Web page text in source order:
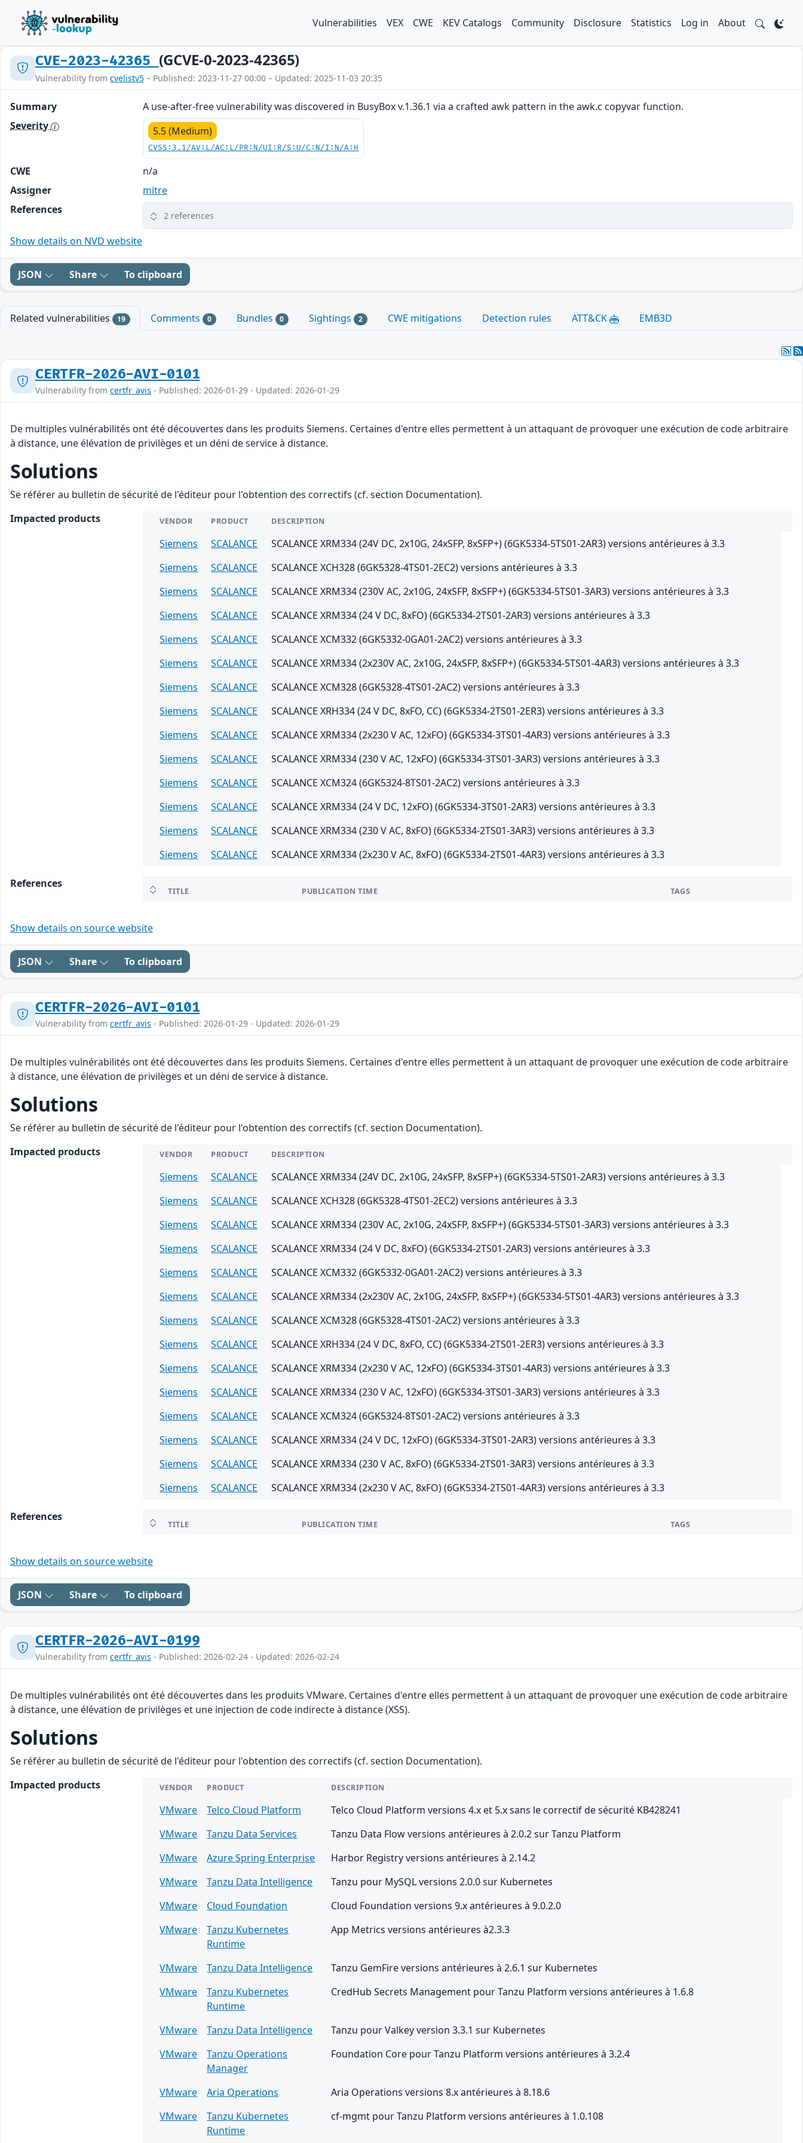
Vulnerabilities VEX CWE KEV Catalogs Community Disclosure Statistics Log in About
CVE-2023-42365 (GCVE-0-2023-42365)
Vulnerability from cvelistv5 – Published: 2023-11-27 00:00 – Updated: 2025-11-03 20:35
Summary
A use-after-free vulnerability was discovered in BusyBox v.1.36.1 via a crafted awk pattern in the awk.c copyvar function.
Severity
5.5 (Medium)
CVSS:3.1/AV:L/AC:L/PR:N/UI:R/S:U/C:N/I:N/A:H
CWE
n/a
Assigner
mitre
References
2 references
Show details on NVD website
JSON Share To clipboard
Related vulnerabilities 19 Comments 0 Bundles 0 Sightings 2 CWE mitigations Detection rules ATT&CK EMB3D
CERTFR-2026-AVI-0101
Vulnerability from certfr_avis - Published: 2026-01-29 - Updated: 2026-01-29
De multiples vulnérabilités ont été découvertes dans les produits Siemens. Certaines d'entre elles permettent à un attaquant de provoquer une exécution de code arbitraire
à distance, une élévation de privilèges et un déni de service à distance.
Solutions
Se référer au bulletin de sécurité de l'éditeur pour l'obtention des correctifs (cf. section Documentation).
Impacted products
VENDOR PRODUCT DESCRIPTION
Siemens SCALANCE
SCALANCE XRM334 (24V DC, 2x10G, 24xSFP, 8xSFP+) (6GK5334-5TS01-2AR3) versions antérieures à 3.3
Siemens
SCALANCE
SCALANCE XCH328 (6GK5328-4TS01-2EC2) versions antérieures à 3.3
Siemens
SCALANCE
SCALANCE XRM334 (230V AC, 2x10G, 24xSFP, 8xSFP+) (6GK5334-5TS01-3AR3) versions antérieures à 3.3
Siemens
SCALANCE
SCALANCE XRM334 (24 V DC, 8xFO) (6GK5334-2TS01-2AR3) versions antérieures à 3.3
Siemens
SCALANCE
SCALANCE XCM332 (6GK5332-0GA01-2AC2) versions antérieures à 3.3
Siemens
SCALANCE
SCALANCE XRM334 (2x230V AC, 2x10G, 24xSFP, 8xSFP+) (6GK5334-5TS01-4AR3) versions antérieures à 3.3
Siemens
SCALANCE
SCALANCE XCM328 (6GK5328-4TS01-2AC2) versions antérieures à 3.3
Siemens
SCALANCE
SCALANCE XRH334 (24 V DC, 8xFO, CC) (6GK5334-2TS01-2ER3) versions antérieures à 3.3
Siemens
SCALANCE
SCALANCE XRM334 (2x230 V AC, 12xFO) (6GK5334-3TS01-4AR3) versions antérieures à 3.3
Siemens
SCALANCE
SCALANCE XRM334 (230 V AC, 12xFO) (6GK5334-3TS01-3AR3) versions antérieures à 3.3
Siemens
SCALANCE
SCALANCE XCM324 (6GK5324-8TS01-2AC2) versions antérieures à 3.3
Siemens
SCALANCE
SCALANCE XRM334 (24 V DC, 12xFO) (6GK5334-3TS01-2AR3) versions antérieures à 3.3
Siemens
SCALANCE
SCALANCE XRM334 (230 V AC, 8xFO) (6GK5334-2TS01-3AR3) versions antérieures à 3.3
Siemens
SCALANCE SCALANCE XRM334 (2x230 V AC, 8xFO) (6GK5334-2TS01-4AR3) versions antérieures à 3.3
References
TITLE PUBLICATION TIME TAGS
Show details on source website
JSON Share To clipboard
CERTFR-2026-AVI-0101
Vulnerability from certfr_avis - Published: 2026-01-29 - Updated: 2026-01-29
De multiples vulnérabilités ont été découvertes dans les produits Siemens. Certaines d'entre elles permettent à un attaquant de provoquer une exécution de code arbitraire
à distance, une élévation de privilèges et un déni de service à distance.
Solutions
Se référer au bulletin de sécurité de l'éditeur pour l'obtention des correctifs (cf. section Documentation).
Impacted products
VENDOR PRODUCT DESCRIPTION
Siemens SCALANCE
SCALANCE XRM334 (24V DC, 2x10G, 24xSFP, 8xSFP+) (6GK5334-5TS01-2AR3) versions antérieures à 3.3
Siemens
SCALANCE
SCALANCE XCH328 (6GK5328-4TS01-2EC2) versions antérieures à 3.3
Siemens
SCALANCE
SCALANCE XRM334 (230V AC, 2x10G, 24xSFP, 8xSFP+) (6GK5334-5TS01-3AR3) versions antérieures à 3.3
Siemens
SCALANCE
SCALANCE XRM334 (24 V DC, 8xFO) (6GK5334-2TS01-2AR3) versions antérieures à 3.3
Siemens
SCALANCE
SCALANCE XCM332 (6GK5332-0GA01-2AC2) versions antérieures à 3.3
Siemens
SCALANCE
SCALANCE XRM334 (2x230V AC, 2x10G, 24xSFP, 8xSFP+) (6GK5334-5TS01-4AR3) versions antérieures à 3.3
Siemens
SCALANCE
SCALANCE XCM328 (6GK5328-4TS01-2AC2) versions antérieures à 3.3
Siemens
SCALANCE
SCALANCE XRH334 (24 V DC, 8xFO, CC) (6GK5334-2TS01-2ER3) versions antérieures à 3.3
Siemens
SCALANCE
SCALANCE XRM334 (2x230 V AC, 12xFO) (6GK5334-3TS01-4AR3) versions antérieures à 3.3
Siemens
SCALANCE
SCALANCE XRM334 (230 V AC, 12xFO) (6GK5334-3TS01-3AR3) versions antérieures à 3.3
Siemens
SCALANCE
SCALANCE XCM324 (6GK5324-8TS01-2AC2) versions antérieures à 3.3
Siemens
SCALANCE
SCALANCE XRM334 (24 V DC, 12xFO) (6GK5334-3TS01-2AR3) versions antérieures à 3.3
Siemens
SCALANCE
SCALANCE XRM334 (230 V AC, 8xFO) (6GK5334-2TS01-3AR3) versions antérieures à 3.3
Siemens
SCALANCE SCALANCE XRM334 (2x230 V AC, 8xFO) (6GK5334-2TS01-4AR3) versions antérieures à 3.3
References
TITLE PUBLICATION TIME TAGS
Show details on source website
JSON Share To clipboard
CERTFR-2026-AVI-0199
Vulnerability from certfr_avis - Published: 2026-02-24 - Updated: 2026-02-24
De multiples vulnérabilités ont été découvertes dans les produits VMware. Certaines d'entre elles permettent à un attaquant de provoquer une exécution de code arbitraire
à distance, une élévation de privilèges et une injection de code indirecte à distance (XSS).
Solutions
Se référer au bulletin de sécurité de l'éditeur pour l'obtention des correctifs (cf. section Documentation).
Impacted products
VENDOR PRODUCT DESCRIPTION
VMware Telco Cloud Platform
Telco Cloud Platform versions 4.x et 5.x sans le correctif de sécurité KB428241
VMware
Tanzu Data Services
Tanzu Data Flow versions antérieures à 2.0.2 sur Tanzu Platform
VMware
Azure Spring Enterprise
Harbor Registry versions antérieures à 2.14.2
VMware
Tanzu Data Intelligence
Tanzu pour MySQL versions 2.0.0 sur Kubernetes
VMware
Cloud Foundation
Cloud Foundation versions 9.x antérieures à 9.0.2.0
VMware
Tanzu Kubernetes
Runtime
App Metrics versions antérieures à2.3.3
VMware Tanzu Data Intelligence
Tanzu GemFire versions antérieures à 2.6.1 sur Kubernetes
VMware
Tanzu Kubernetes
Runtime
CredHub Secrets Management pour Tanzu Platform versions antérieures à 1.6.8
VMware Tanzu Data Intelligence
Tanzu pour Valkey version 3.3.1 sur Kubernetes
VMware
Tanzu Operations
Manager
Foundation Core pour Tanzu Platform versions antérieures à 3.2.4
VMware Aria Operations
Aria Operations versions 8.x antérieures à 8.18.6
VMware
Tanzu Kubernetes
Runtime
cf-mgmt pour Tanzu Platform versions antérieures à 1.0.108